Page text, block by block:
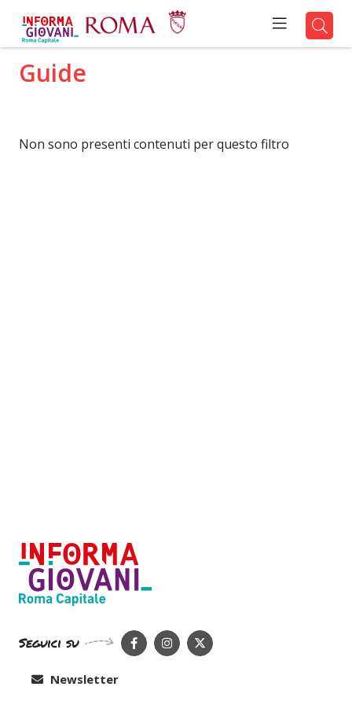
Guide
Non sono presenti contenuti per questo filtro
Seguici su
Newsletter